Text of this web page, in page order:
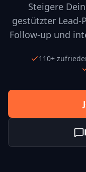
Steigere
gestützter
Follow-up und
110+